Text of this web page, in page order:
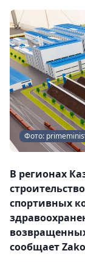
Фото:
В регионах
спортивных
сообщает